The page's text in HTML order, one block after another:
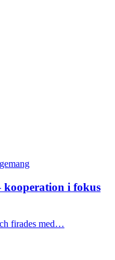
kooperation i fokus
firades med…